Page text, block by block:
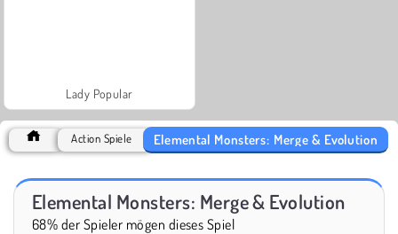
Lady Popular
Action Spiele Elemental Monsters: Merge & Evolution
Elemental Monsters: Merge & Evolution
68% der Spieler mögen dieses Spiel